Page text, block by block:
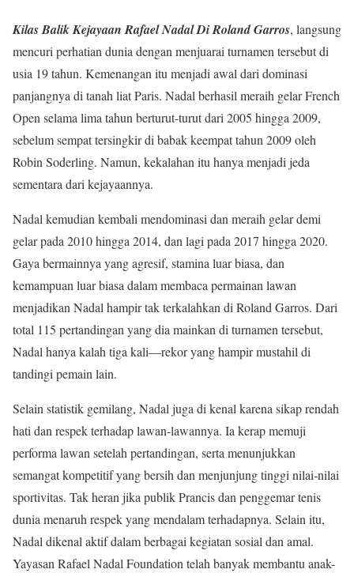
Kilas Balik Kejayaan Rafael Nadal Di Roland Garros, langsung
mencuri perhatian dunia dengan menjuarai turnamen tersebut di
usia 19 tahun. Kemenangan itu menjadi awal dari dominasi
panjangnya di tanah liat Paris. Nadal berhasil meraih gelar French
Open selama lima tahun berturut-turut dari 2005 hingga 2009,
sebelum sempat tersingkir di babak keempat tahun 2009 oleh
Robin Soderling. Namun, kekalahan itu hanya menjadi jeda
sementara dari kejayaannya.
Nadal kemudian kembali mendominasi dan meraih gelar demi
gelar pada 2010 hingga 2014, dan lagi pada 2017 hingga 2020.
Gaya bermainnya yang agresif, stamina luar biasa, dan
kemampuan luar biasa dalam membaca permainan lawan
menjadikan Nadal hampir tak terkalahkan di Roland Garros. Dari
total 115 pertandingan yang dia mainkan di turnamen tersebut,
Nadal hanya kalah tiga kali—rekor yang hampir mustahil di
tandingi pemain lain.
Selain statistik gemilang, Nadal juga di kenal karena sikap rendah
hati dan respek terhadap lawan-lawannya. Ia kerap memuji
performa lawan setelah pertandingan, serta menunjukkan
semangat kompetitif yang bersih dan menjunjung tinggi nilai-nilai
sportivitas. Tak heran jika publik Prancis dan penggemar tenis
dunia menaruh respek yang mendalam terhadapnya. Selain itu,
Nadal dikenal aktif dalam berbagai kegiatan sosial dan amal.
Yayasan Rafael Nadal Foundation telah banyak membantu anak-